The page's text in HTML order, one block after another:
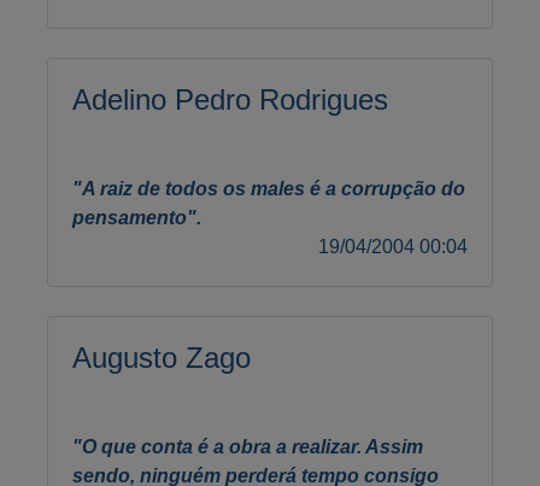
Adelino Pedro Rodrigues
"A raiz de todos os males é a corrupção do
pensamento".
19/04/2004 00:04
Augusto Zago
"O que conta é a obra a realizar. Assim
sendo, ninguém perderá tempo consigo